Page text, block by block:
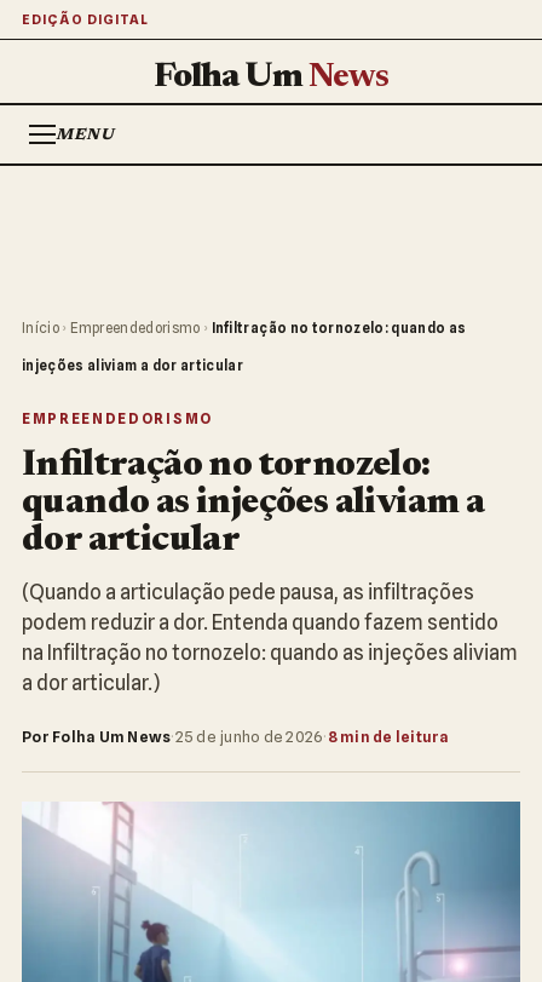
EDIÇÃO DIGITAL
Folha UmNews
MENU
Início › Empreendedorismo › Infiltração no tornozelo: quando as
injeções aliviam a dor articular
EMPREENDEDORISMO
Infiltração no tornozelo:
quando as injeções aliviam a
dor articular
(Quando a articulação pede pausa, as infiltrações
podem reduzir a dor. Entenda quando fazem sentido
na Infiltração no tornozelo: quando as injeções aliviam
a dor articular.)
Por Folha Um News·25 de junho de 2026· 8 min de leitura